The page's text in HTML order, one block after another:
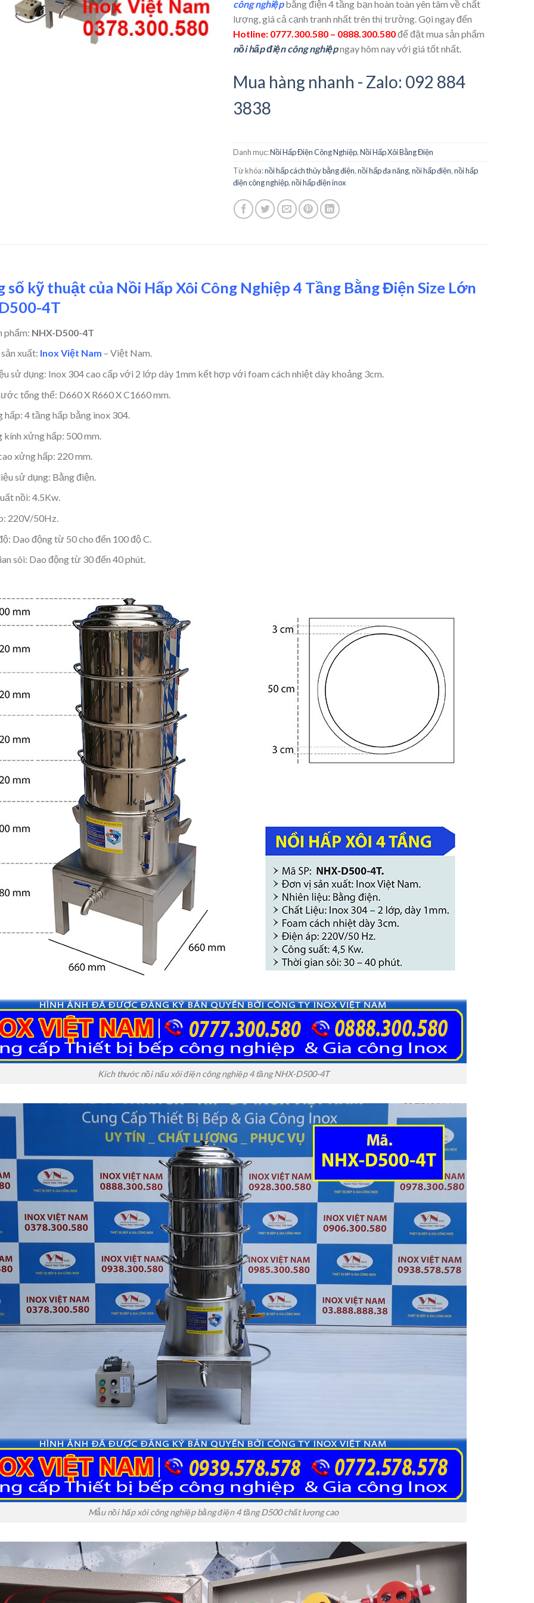
công nghiệpbằng điện 4 tầng bạn hoàn toàn yên tâm về chất
lượng, giá cả cạnh tranh nhất trên thị trường. Gọi ngay đến
Hotline: 0777.300.580 – 0888.300.580để đặt mua sản phẩm
nồi hấp điện công nghiệpngay hôm nay với giá tốt nhất.
Mua hàng nhanh - Zalo: 092 884
3838
Danh mục:Nồi Hấp Điện Công Nghiệp,Nồi Hấp Xôi Bằng Điện
Từ khóa:nồi hấp cách thủy bằng điện,nồi hấp đa năng,nồi hấp điện,nồi hấp
điện công nghiệp,nồi hấp điện inox
số kỹ thuật của Nồi Hấp Xôi Công Nghiệp 4 Tầng Bằng Điện Size Lớn
4T
phẩm: NHX-D500-4T
xuất: Inox Việt Nam – Việt Nam.
sử dụng: Inox 304 cao cấp với 2 lớp dày 1mm kết hợp với foam cách nhiệt dày khoảng 3cm.
tổng thể: D660 X R660 X C1660 mm.
hấp: 4 tầng hấp bằng inox 304.
xửng hấp: 500 mm.
xửng hấp: 220 mm.
sử dụng: Bằng điện.
nồi: 4.5Kw.
220V/50Hz.
Dao động từ 50 cho đến 100 độ C.
sôi: Dao động từ 30 đến 40 phút.
Kích thước nồi nấu xôi điện công nghiệp 4 tầng NHX-D500-4T
Mẫu nồi hấp xôi công nghiệp bằng điện 4 tầng D500 chất lượng cao